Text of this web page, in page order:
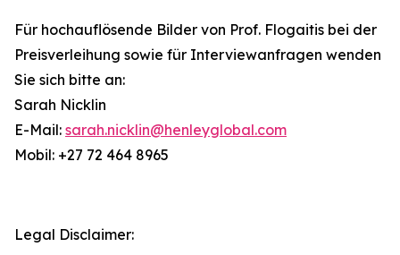
Für hochauflösende Bilder von Prof. Flogaitis bei der
Preisverleihung sowie für Interviewanfragen wenden
Sie sich bitte an:
Sarah Nicklin
E-Mail: sarah.nicklin@henleyglobal.com
Mobil: +27 72 464 8965
Legal Disclaimer: